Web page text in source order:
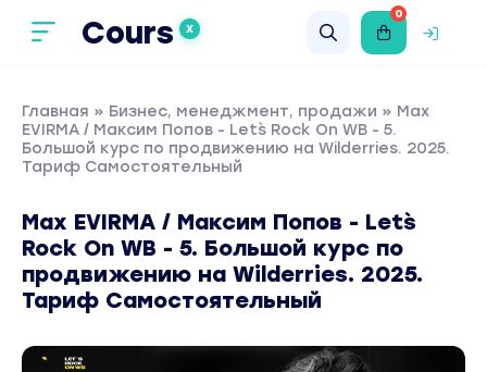
Cours X
0
Главная » Бизнес, менеджмент, продажи » Max
EVIRMA / Максим Попов - Let`s Rock On WB - 5.
Большой курс по продвижению на Wilderries. 2025.
Тариф Самостоятельный
Max EVIRMA / Максим Попов - Let`s
Rock On WB - 5. Большой курс по
продвижению на Wilderries. 2025.
Тариф Самостоятельный